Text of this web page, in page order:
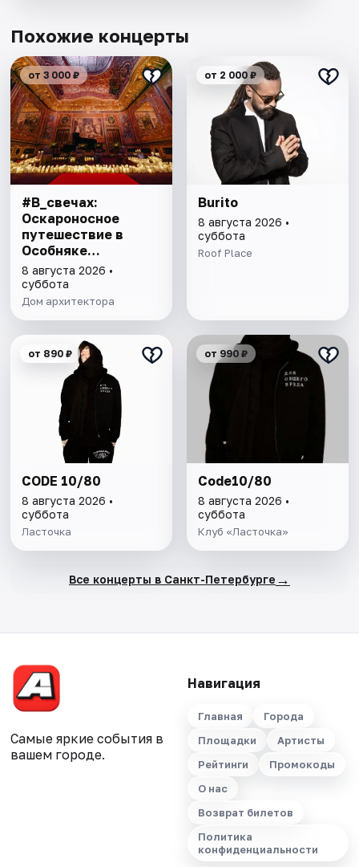
Похожие концерты
от 3 000 ₽
#В_свечах:
Оскароносное
путешествие в
Особняке
Половцова
8 августа 2026 •
суббота
Дом архитектора
от 2 000 ₽
Burito
8 августа 2026 •
суббота
Roof Place
от 890 ₽
CODE 10/80
8 августа 2026 •
суббота
Ласточка
от 990 ₽
Code10/80
8 августа 2026 •
суббота
Клуб «Ласточка»
Все концерты в Санкт-Петербурге →
Самые яркие события в
вашем городе.
Навигация
Главная
Города
Площадки
Артисты
Рейтинги
Промокоды
О нас
Возврат билетов
Политика
конфиденциальности